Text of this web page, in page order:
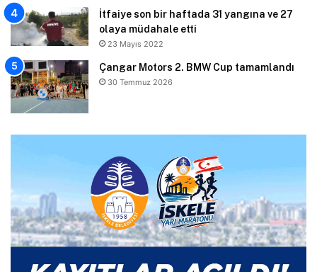
İtfaiye son bir haftada 31 yangına ve 27
olaya müdahale etti
23 Mayıs 2022
Çangar Motors 2. BMW Cup tamamlandı
30 Temmuz 2026